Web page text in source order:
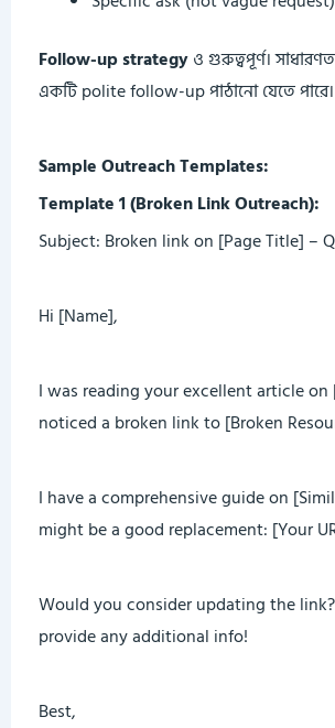
Follow-up strategyও গুরুত্বপূর্ণ।
একটি polite follow-up পাঠানো যেতে পারে।
Sample Outreach Templates:
Template 1 (Broken Link Outreach):
Subject: Broken link on [Page Title] –
Hi [Name],
I was reading your excellent article on
noticed a broken link to [Broken
I have a comprehensive guide on
might be a good replacement: [Your
Would you consider updating the
provide any additional info!
Best,